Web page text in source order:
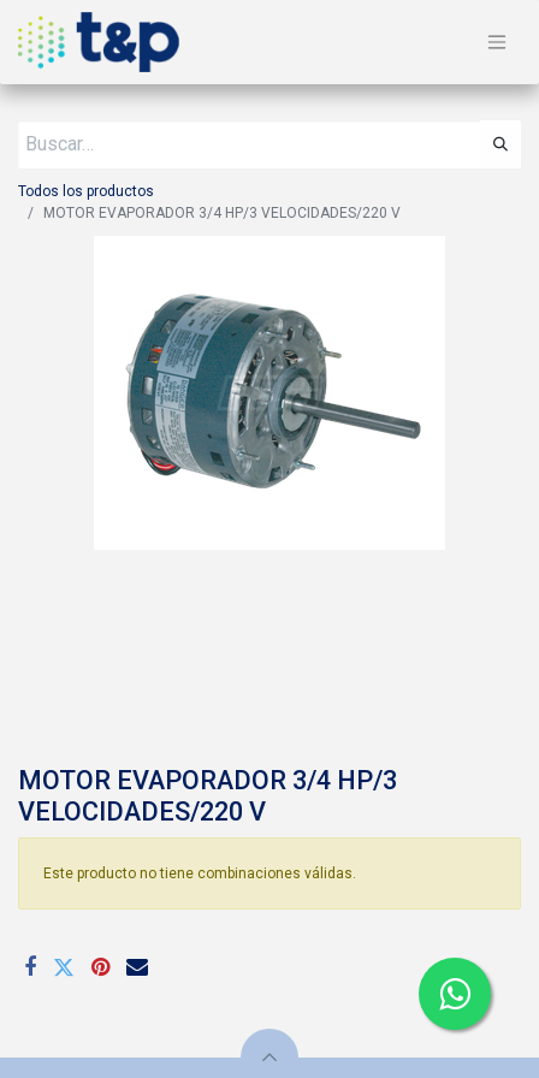
Todos los productos
MOTOR EVAPORADOR 3/4 HP/3 VELOCIDADES/220 V
MOTOR EVAPORADOR 3/4 HP/3
VELOCIDADES/220 V
Este producto no tiene combinaciones válidas.